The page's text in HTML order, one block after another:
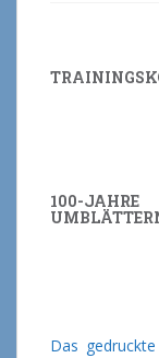
100-
Das